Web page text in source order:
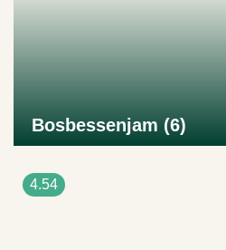
Bosbessenjam (6)
4.54